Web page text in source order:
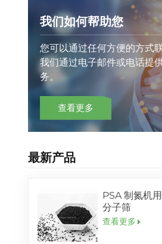
我们如何帮助您
您可以通过任何方便的方式
我们通过电子邮件或电话提
务。
查看更多
最新产品
PSA 制氮机
分子筛
查看更多